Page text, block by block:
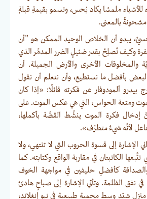
للأشياء ملمسًا يكاد يُحس، وتسمو بقيمةِ قبلةٍ
بالمعنى.
يبدو أن الخلاص الوحيد الممكن هو "أن
وكيف نُصلِحُ بقدر ضئيلٍ الضرر المدمِّر الذي
والمخلوقات الأخرى والأرض الجميلة. أن
بأفضل ما نستطيع، وأن نتعلم أن نقول
ألمودوفار عن فكرته قائلًا: «إذا كان
ومتعة الحواس، التي هي عكس الموت. على
إدخال فكرة الموت ينشِّط القصَّة بأكملها،
لأنَّه شيءٌ متطرِّف».
الإشارة إلى قسوة الحروب التي لا تنتهي، ولا
تتَّبعها الكاتبتان في مقاربة الواقع وكتابته. كما
كأفضلِ حليفين في مواجهة الخوف
نفق الظلمة. وتأتي الإشارة إلى صباحٍ هادئ
منزلٍ شيّد وسط محمية طبيعية في نيو إنغلاند،